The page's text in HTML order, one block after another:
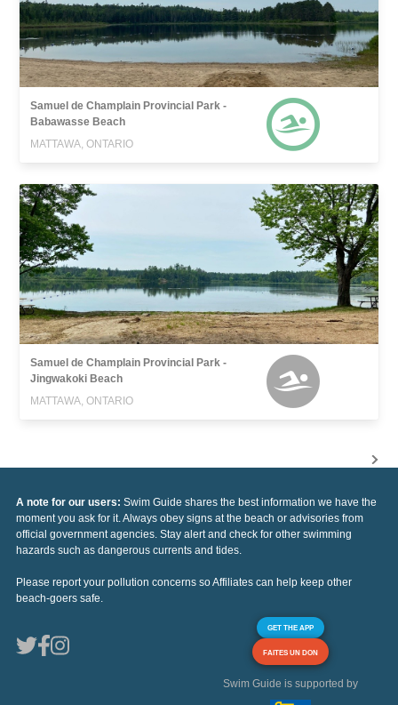
Samuel de Champlain Provincial Park -
Babawasse Beach
MATTAWA, ONTARIO
Samuel de Champlain Provincial Park -
Jingwakoki Beach
MATTAWA, ONTARIO
A note for our users: Swim Guide shares the best information we have the
moment you ask for it. Always obey signs at the beach or advisories from
official government agencies. Stay alert and check for other swimming
hazards such as dangerous currents and tides.
Please report your pollution concerns so Affiliates can help keep other
beach-goers safe.
GET THE APP
FAITES UN DON
Swim Guide is supported by